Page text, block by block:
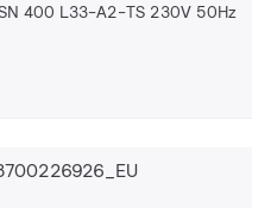
400 L33-A2-TS 230V 50Hz